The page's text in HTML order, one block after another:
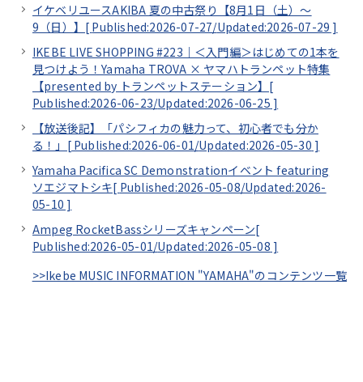
イケベリユースAKIBA 夏の中古祭り【8月1日（土）～
9（日）】[ Published:2026-07-27/Updated:2026-07-29 ]
IKEBE LIVE SHOPPING #223｜＜入門編＞はじめての1本を
見つけよう！Yamaha TROVA × ヤマハトランペット特集
【presented by トランペットステーション】[
Published:2026-06-23/Updated:2026-06-25 ]
【放送後記】「パシフィカの魅力って、初心者でも分か
る！」[ Published:2026-06-01/Updated:2026-05-30 ]
Yamaha Pacifica SC Demonstrationイベント featuring
ソエジマトシキ[ Published:2026-05-08/Updated:2026-
05-10 ]
Ampeg RocketBassシリーズキャンペーン[
Published:2026-05-01/Updated:2026-05-08 ]
>>Ikebe MUSIC INFORMATION "YAMAHA"のコンテンツ一覧